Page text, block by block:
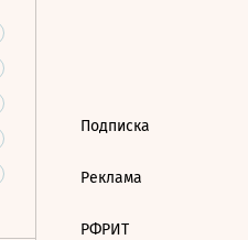
Подписка
Реклама
РФРИТ